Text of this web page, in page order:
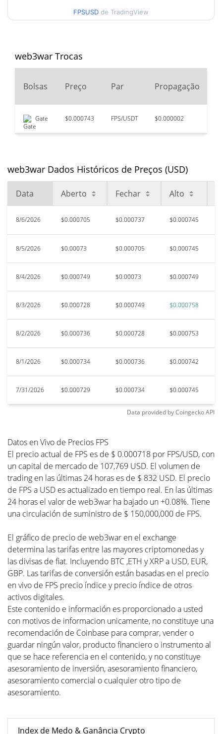
Feb 21, 2024 (2 anos atrás)
$0.482493
99.85%
FPSUSD de TradingView
web3war Trocas
Bolsas Preço Par Propagação
Gate $0.000743 FPS/USDT $0.000002
web3war Dados Históricos de Preços (USD)
Data Aberto Fechar Alto
8/6/2026 $0.000705 $0.000737 $0.000745
8/5/2026 $0.00073 $0.000705 $0.000745
8/4/2026 $0.000749 $0.00073 $0.000749
8/3/2026 $0.000728 $0.000749 $0.000758
8/2/2026 $0.000736 $0.000728 $0.000753
8/1/2026 $0.000734 $0.000736 $0.000742
7/31/2026 $0.000729 $0.000734 $0.000745
Data provided byCoingeckoAPI
Datos en Vivo de Precios FPS
El precio actual de FPS es de $ 0.000718 por FPS/USD, con
un capital de mercado de 107,769 USD. El volumen de
trading en las últimas 24 horas es de $ 832 USD. El precio
de FPS a USD es actualizado en tiempo real. En las últimas
24 horas el valor de web3war ha bajado un +0.08%. Tiene
una circulación de suministro de $ 150,000,000 de FPS.
El gráfico de precio de web3war en el exchange
determina las tarifas entre las mayores criptomonedas y
las divisas de fiat. Incluyendo BTC ,ETH y XRP a USD, EUR,
GBP. Las tarifas de conversión están basadas en el precio
en vivo de FPS precio índice y precio índice de otros
activos digitales.
Este contenido e información es proporcionado a usted
con motivos de informacion unicamente, no constituye una
recomendación de Coinbase para comprar, vender o
guardar ningún valor, producto financiero o instrumento al
que se hace referencia en el contenido, y no constituye
asesoramiento de inversión, asesoramiento financiero,
asesoramiento comercial o cualquier otro tipo de
asesoramiento.
Index de Medo & Ganância Crypto